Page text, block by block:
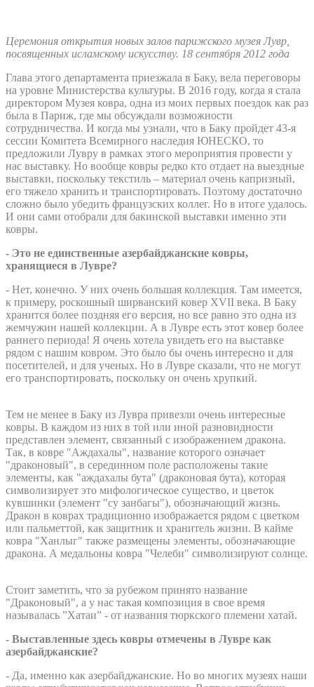
Церемония открытия новых залов парижского музея Лувр,
посвященных исламскому искусству. 18 сентября 2012 года
Глава этого департамента приезжала в Баку, вела переговоры
на уровне Министерства культуры. В 2016 году, когда я стала
директором Музея ковра, одна из моих первых поездок как раз
была в Париж, где мы обсуждали возможности
сотрудничества. И когда мы узнали, что в Баку пройдет 43-я
сессии Комитета Всемирного наследия ЮНЕСКО, то
предложили Лувру в рамках этого мероприятия провести у
нас выставку. Но вообще ковры редко кто отдает на выездные
выставки, поскольку текстиль – материал очень капризный,
его тяжело хранить и транспортировать. Поэтому достаточно
сложно было убедить французских коллег. Но в итоге удалось.
И они сами отобрали для бакинской выставки именно эти
ковры.
- Это не единственные азербайджанские ковры,
хранящиеся в Лувре?
- Нет, конечно. У них очень большая коллекция. Там имеется,
к примеру, роскошный ширванский ковер XVII века. В Баку
хранится более поздняя его версия, но все равно это одна из
жемчужин нашей коллекции. А в Лувре есть этот ковер более
раннего периода! Я очень хотела увидеть его на выставке
рядом с нашим ковром. Это было бы очень интересно и для
посетителей, и для ученых. Но в Лувре сказали, что не могут
его транспортировать, поскольку он очень хрупкий.
Тем не менее в Баку из Лувра привезли очень интересные
ковры. В каждом из них в той или иной разновидности
представлен элемент, связанный с изображением дракона.
Так, в ковре "Аждахалы", название которого означает
"драконовый", в серединном поле расположены такие
элементы, как "аждахалы бута" (драконовая бута), которая
символизирует это мифологическое существо, и цветок
кувшинки (элемент "су занбагы"), обозначающий жизнь.
Дракон в коврах традиционно изображается рядом с цветком
или пальметтой, как защитник и хранитель жизни. В кайме
ковра "Ханлыг" также размещены элементы, обозначающие
дракона. А медальоны ковра "Челеби" символизируют солнце.
Стоит заметить, что за рубежом принято название
"Драконовый", а у нас такая композиция в свое время
называлась ”Хатаи” - от названия тюркского племени хатай.
- Выставленные здесь ковры отмечены в Лувре как
азербайджанские?
- Да, именно как азербайджанские. Но во многих музеях наши